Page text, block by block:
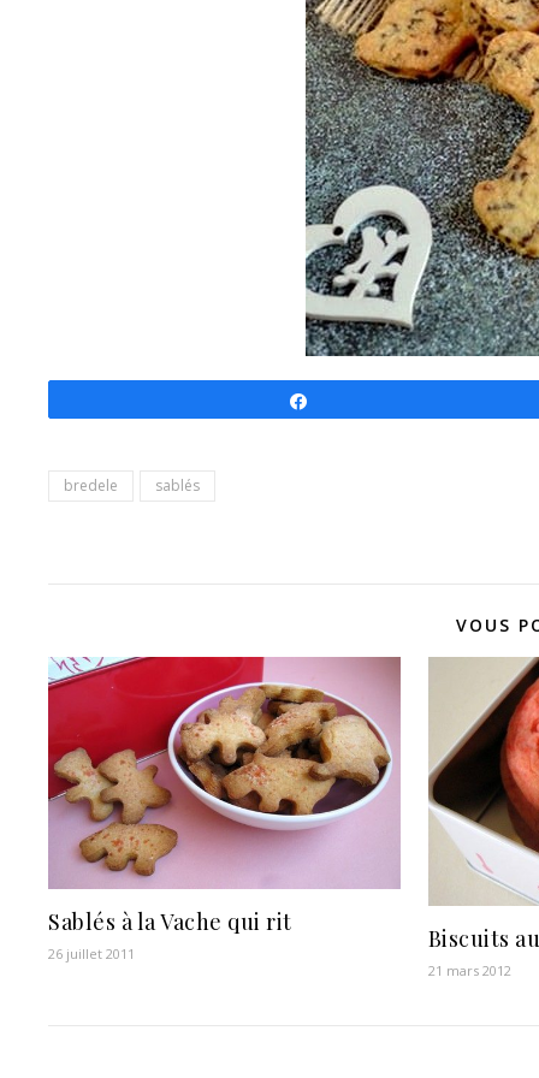
bredele sablés
VOUS
Sablés à la Vache qui rit
26 juillet 2011
Biscuits
21 mars 2012